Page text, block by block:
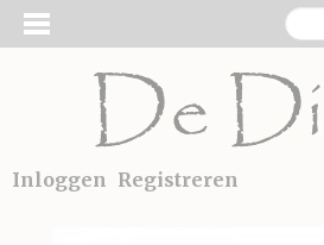
Inloggen Registreren